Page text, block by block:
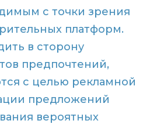
с точки зрения
платформ.
в сторону
предпочтений,
с целью рекламной
предложений
вероятных